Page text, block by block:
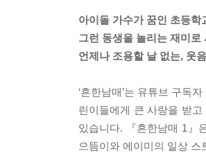
아이돌 가수가 꿈인 초등학
그런 동생을 놀리는 재미로
언제나 조용할 날 없는, 웃
‘흔한남매’는 유튜브 구독
린이들에게 큰 사랑을 받
있습니다. 『흔한남매 1』
으뜸이와 에이미의 일상